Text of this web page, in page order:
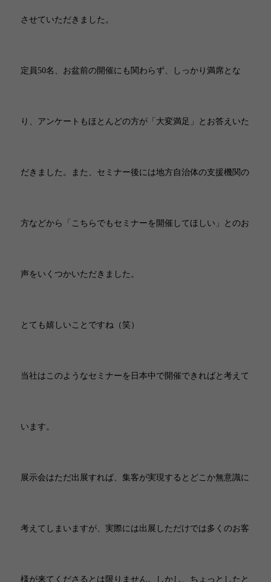
させていただきました。
定員50名、お盆前の開催にも関わらず、しっかり満席とな
り、アンケートもほとんどの方が「大変満足」とお答えいた
だきました。また、セミナー後には地方自治体の支援機関の
方などから「こちらでもセミナーを開催してほしい」とのお
声をいくつかいただきました。
とても嬉しいことですね（笑）
当社はこのようなセミナーを日本中で開催できればと考えて
います。
展示会はただ出展すれば、集客が実現するとどこか無意識に
考えてしまいますが、実際には出展しただけでは多くのお客
様が来てくださるとは限りません。しかし、ちょっとしたと